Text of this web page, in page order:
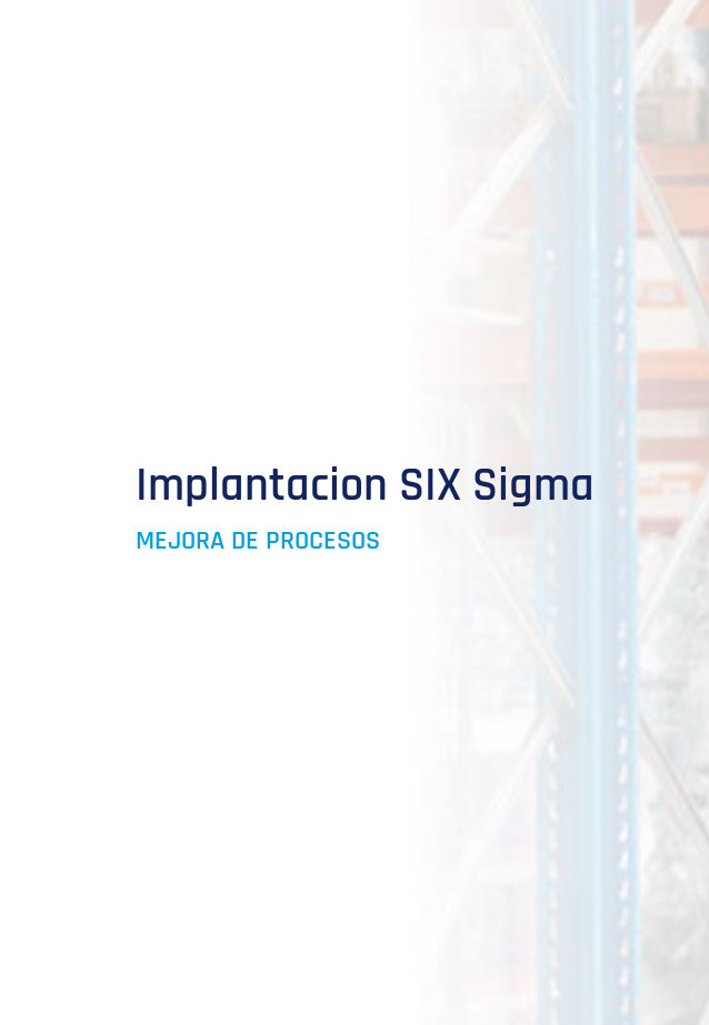
Implantacion SIX Sigma
MEJORA DE PROCESOS